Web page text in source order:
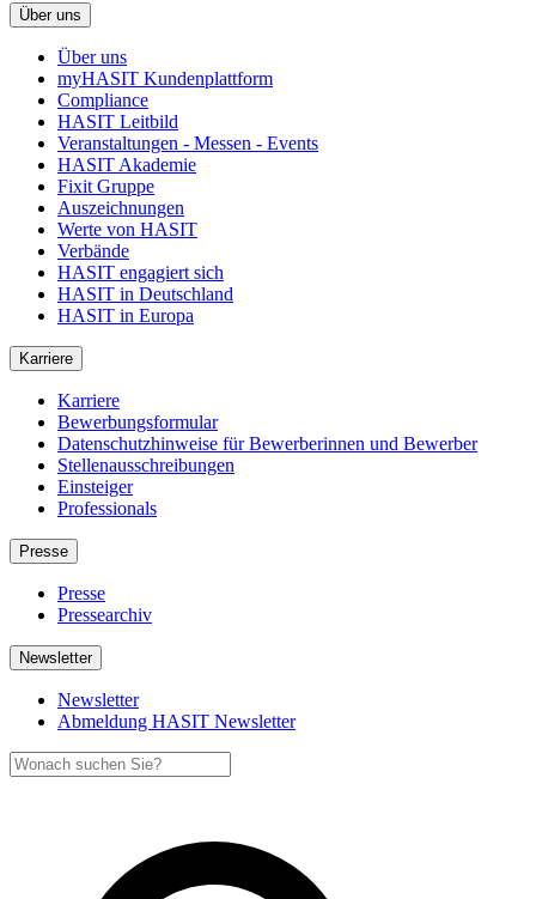
Über uns
Über uns
myHASIT Kundenplattform
Compliance
HASIT Leitbild
Veranstaltungen - Messen - Events
HASIT Akademie
Fixit Gruppe
Auszeichnungen
Werte von HASIT
Verbände
HASIT engagiert sich
HASIT in Deutschland
HASIT in Europa
Karriere
Karriere
Bewerbungsformular
Datenschutzhinweise für Bewerberinnen und Bewerber
Stellenausschreibungen
Einsteiger
Professionals
Presse
Presse
Pressearchiv
Newsletter
Newsletter
Abmeldung HASIT Newsletter